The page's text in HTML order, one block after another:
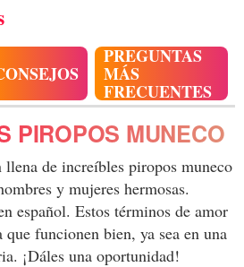
PREGUNTAS
MÁS
FRECUENTES
PIROPOS MUNECO
llena de increíbles piropos muneco
y mujeres hermosas.
español. Estos términos de amor
que funcionen bien, ya sea en una
¡Dáles una oportunidad!